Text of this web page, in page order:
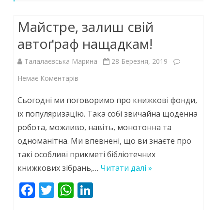
Майстре, залиш свій
автоґраф нащадкам!
Талалаєвська Марина
28 Березня, 2019
Немає Коментарів
залиш
свій
автоґраф
Сьогодні ми поговоримо про книжкові фонди,
їх популяризацію. Така собі звичайна щоденна
робота, можливо, навіть, монотонна та
одноманітна. Ми впевнені, що ви знаєте про
такі особливі прикметі бібліотечних
книжкових зібрань,… Читати далі »
F T W